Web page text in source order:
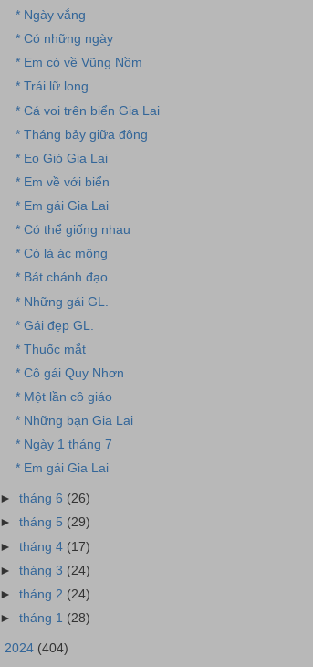
* Ngày vắng
* Có những ngày
* Em có về Vũng Nồm
* Trái lữ long
* Cá voi trên biển Gia Lai
* Tháng bảy giữa đông
* Eo Gió Gia Lai
* Em về với biển
* Em gái Gia Lai
* Có thể giống nhau
* Có là ác mộng
* Bát chánh đạo
* Những gái GL.
* Gái đẹp GL.
* Thuốc mắt
* Cô gái Quy Nhơn
* Một lần cô giáo
* Những bạn Gia Lai
* Ngày 1 tháng 7
* Em gái Gia Lai
►tháng 6 (26)
►tháng 5 (29)
►tháng 4 (17)
►tháng 3 (24)
►tháng 2 (24)
►tháng 1 (28)
2024 (404)